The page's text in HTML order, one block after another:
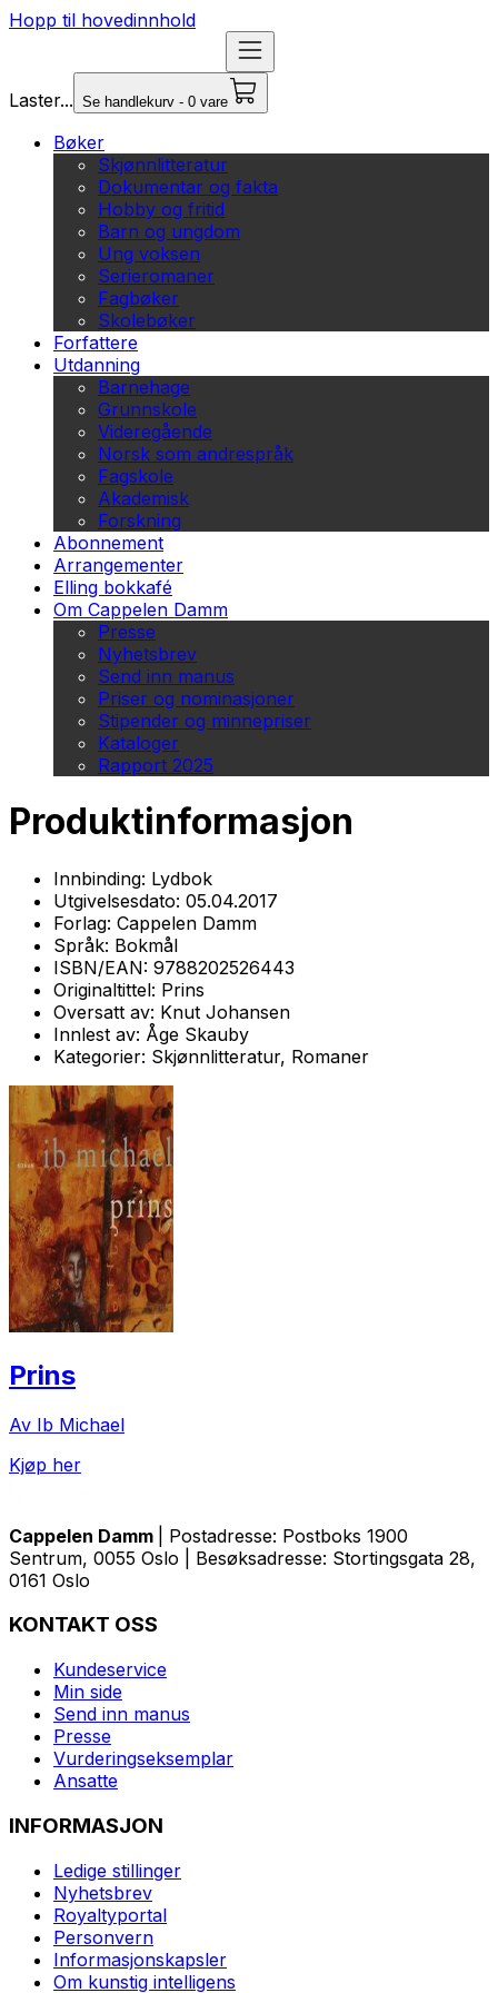
Hopp til hovedinnhold
Laster... Se handlekurv - 0 vare
Bøker
Skjønnlitteratur
Dokumentar og fakta
Hobby og fritid
Barn og ungdom
Ung voksen
Serieromaner
Fagbøker
Skolebøker
Forfattere
Utdanning
Barnehage
Grunnskole
Videregående
Norsk som andrespråk
Fagskole
Akademisk
Forskning
Abonnement
Arrangementer
Elling bokkafé
Om Cappelen Damm
Presse
Nyhetsbrev
Send inn manus
Priser og nominasjoner
Stipender og minnepriser
Kataloger
Rapport 2025
Produktinformasjon
Innbinding: Lydbok
Utgivelsesdato: 05.04.2017
Forlag: Cappelen Damm
Språk: Bokmål
ISBN/EAN: 9788202526443
Originaltittel: Prins
Oversatt av: Knut Johansen
Innlest av: Åge Skauby
Kategorier: Skjønnlitteratur, Romaner
Prins
Av Ib Michael
Kjøp her
Cappelen Damm
| Postadresse: Postboks 1900
Sentrum, 0055 Oslo | Besøksadresse: Stortingsgata 28,
0161 Oslo
KONTAKT OSS
Kundeservice
Min side
Send inn manus
Presse
Vurderingseksemplar
Ansatte
INFORMASJON
Ledige stillinger
Nyhetsbrev
Royaltyportal
Personvern
Informasjonskapsler
Om kunstig intelligens